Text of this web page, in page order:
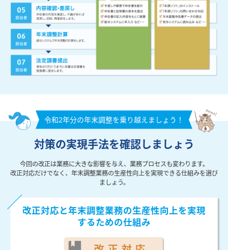
令和2年分の年末調整を乗り越えましょう！
対策の実現手法を確認しましょう
今回の改正は業務に大きな影響を与え、業務プロセスも変わります。
改正対応だけでなく、年末調整業務の生産性向上を実現できる仕組みを選び
ましょう。
改正対応と年末調整業務の生産性向上を実現
するための仕組み